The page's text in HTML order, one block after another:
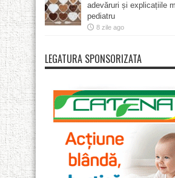
adevăruri și explicațiile
pediatru
8 zile ago
LEGATURA SPONSORIZATA